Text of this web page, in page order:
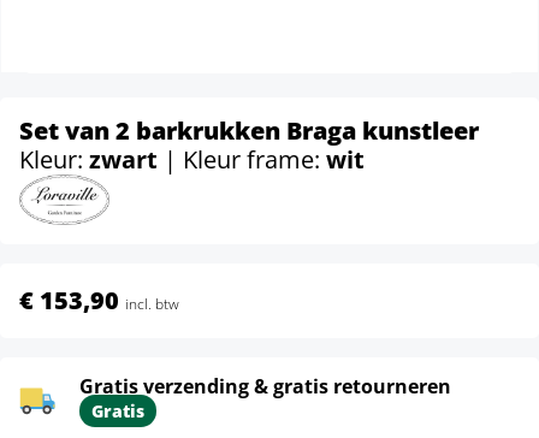
Set van 2 barkrukken Braga kunstleer
Kleur: zwart | Kleur frame: wit
€ 153,90 incl. btw
Gratis verzending & gratis retourneren
Gratis